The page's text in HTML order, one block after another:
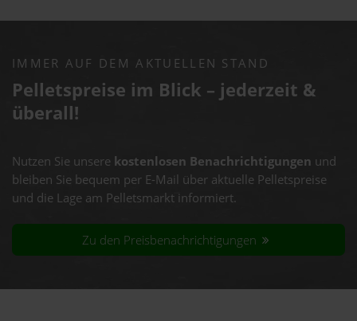
IMMER AUF DEM AKTUELLEN STAND
Pelletspreise im Blick – jederzeit &
überall!
Nutzen Sie unsere kostenlosen Benachrichtigungen und
bleiben Sie bequem per E-Mail über aktuelle Pelletspreise
und die Lage am Pelletsmarkt informiert.
Zu den Preisbenachrichtigungen